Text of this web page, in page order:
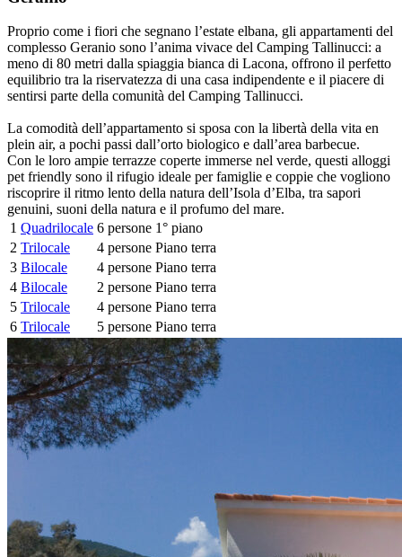
Proprio come i fiori che segnano l’estate elbana, gli appartamenti del
complesso Geranio sono l’anima vivace del Camping Tallinucci: a
meno di 80 metri dalla spiaggia bianca di Lacona, offrono il perfetto
equilibrio tra la riservatezza di una casa indipendente e il piacere di
sentirsi parte della comunità del Camping Tallinucci.
La comodità dell’appartamento si sposa con la libertà della vita en
plein air, a pochi passi dall’orto biologico e dall’area barbecue.
Con le loro ampie terrazze coperte immerse nel verde, questi alloggi
pet friendly sono il rifugio ideale per famiglie e coppie che vogliono
riscoprire il ritmo lento della natura dell’Isola d’Elba, tra sapori
genuini, suoni della natura e il profumo del mare.
1 Quadrilocale 6 persone 1° piano
2 Trilocale 4 persone Piano terra
3 Bilocale 4 persone Piano terra
4 Bilocale 2 persone Piano terra
5 Trilocale 4 persone Piano terra
6 Trilocale 5 persone Piano terra